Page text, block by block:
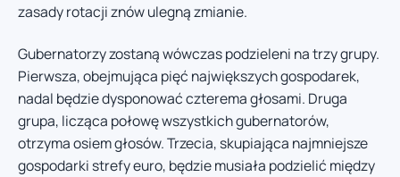
zasady rotacji znów ulegną zmianie.
Gubernatorzy zostaną wówczas podzieleni na trzy grupy.
Pierwsza, obejmująca pięć największych gospodarek,
nadal będzie dysponować czterema głosami. Druga
grupa, licząca połowę wszystkich gubernatorów,
otrzyma osiem głosów. Trzecia, skupiająca najmniejsze
gospodarki strefy euro, będzie musiała podzielić między